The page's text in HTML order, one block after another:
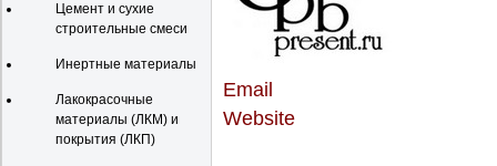
Цемент и сухие
строительные смеси
Инертные материалы
Лакокрасочные
материалы (ЛКМ) и
покрытия (ЛКП)
Email
Website